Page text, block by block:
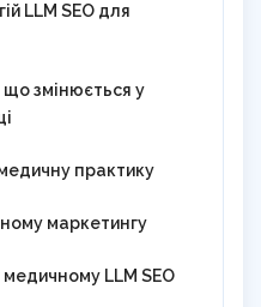
LLM SEO для
змінюється у
практику
маркетингу
медичному LLM SEO